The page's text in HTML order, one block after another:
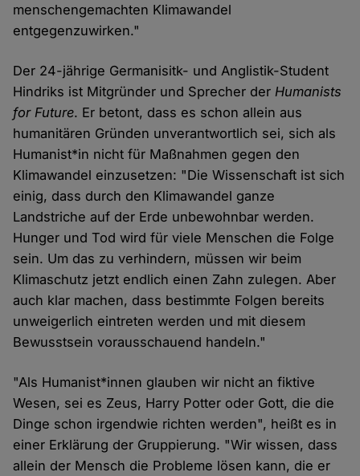
menschengemachten Klimawandel
entgegenzuwirken."
Der 24-jährige Germanisitk- und Anglistik-Student
Hindriks ist Mitgründer und Sprecher derHumanists
for Future. Er betont, dass es schon allein aus
humanitären Gründen unverantwortlich sei, sich als
Humanist*in nicht für Maßnahmen gegen den
Klimawandel einzusetzen: "Die Wissenschaft ist sich
einig, dass durch den Klimawandel ganze
Landstriche auf der Erde unbewohnbar werden.
Hunger und Tod wird für viele Menschen die Folge
sein. Um das zu verhindern, müssen wir beim
Klimaschutz jetzt endlich einen Zahn zulegen. Aber
auch klar machen, dass bestimmte Folgen bereits
unweigerlich eintreten werden und mit diesem
Bewusstsein vorausschauend handeln."
"Als Humanist*innen glauben wir nicht an fiktive
Wesen, sei es Zeus, Harry Potter oder Gott, die die
Dinge schon irgendwie richten werden", heißt es in
einer Erklärung der Gruppierung. "Wir wissen, dass
allein der Mensch die Probleme lösen kann, die er